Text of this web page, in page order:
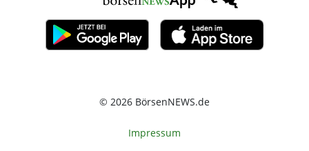
© 2026 BörsenNEWS.de
Impressum